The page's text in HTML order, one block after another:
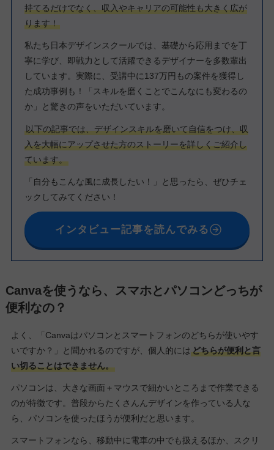
持てるだけでなく、収入やキャリアの可能性も大きく広が
ります！
私たち日本デザインスクールでは、基礎から応用までを丁
寧に学び、即戦力として活躍できるデザイナーを多数輩出
しています。実際に、受講中に137万円もの案件を獲得し
た成功事例も！「スキルを磨くことでこんなにも変わるの
か」と驚きの声をいただいています。
以下の記事では、デザインスキルを磨いて自信をつけ、収
入を大幅にアップさせた方のストーリーを詳しくご紹介し
ています。
「自分もこんな風に成長したい！」と思ったら、ぜひチェ
ックしてみてください！
インタビュー記事を読んでみる
Canvaを使うなら、スマホとパソコンどっちが
便利なの？
よく、「Canvaはパソコンとスマートフォンのどちらが使いやす
いですか？」と聞かれるのですが、個人的にはどちらが便利と言
い切ることはできません。
パソコンは、大きな画面＋マウスで細かいところまで作業できる
のが特徴です。普段からたくさんんデザインを作っている人な
ら、パソコンを使ったほうが便利だと思います。
スマートフォンなら、移動中に電車の中でも扱えるほか、スクリ